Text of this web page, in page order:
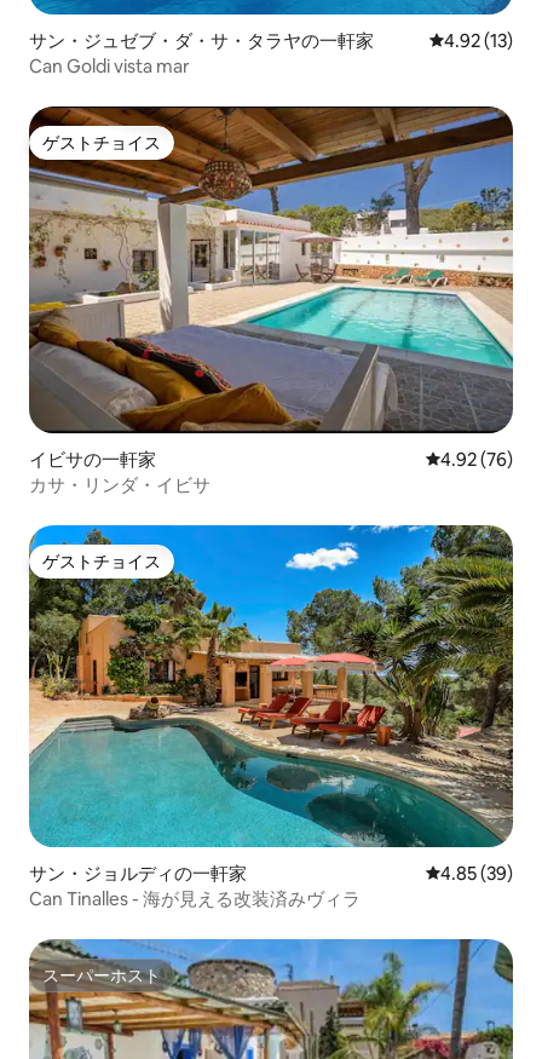
サン・ジュゼブ・ダ・サ・タラヤの一軒家 レビュー13
4.92 (13)
Can Goldi vista mar
ゲストチョイス
ゲストチョイス
イビサの一軒家 レビュー76
4.92 (76)
カサ・リンダ・イビサ
ゲストチョイス
ゲストチョイス
サン・ジョルディの一軒家 レビュー39
4.85 (39)
Can Tinalles - 海が見える改装済みヴィラ
スーパーホスト
スーパーホスト